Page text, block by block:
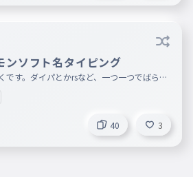
ンソフト名タイピング
です。ダイパとかrsなど、一つ一つでばらし
つソフト他にあったら教えてください
40 3